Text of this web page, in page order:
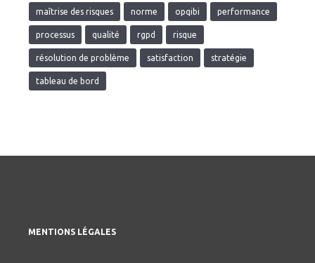
maîtrise des risques norme opqibi performance
processus qualité rgpd risque
résolution de problème satisfaction stratégie
tableau de bord
MENTIONS LÉGALES